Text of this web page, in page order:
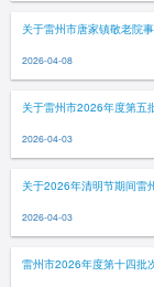
关于雷州市唐家镇敬老院
2026-04-08
关于雷州市2026年度第五
2026-04-03
关于2026年清明节期间雷
2026-04-03
雷州市2026年度第十四批